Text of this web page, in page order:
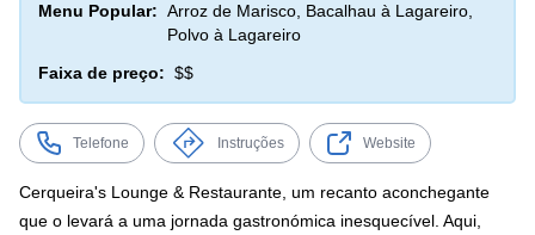
Menu Popular: Arroz de Marisco, Bacalhau à Lagareiro,
Polvo à Lagareiro
Faixa de preço: $$
Telefone Instruções Website
Cerqueira's Lounge & Restaurante, um recanto aconchegante
que o levará a uma jornada gastronómica inesquecível. Aqui,